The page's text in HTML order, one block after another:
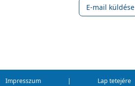
E-mail küldése
Impresszum | Lap tetejére